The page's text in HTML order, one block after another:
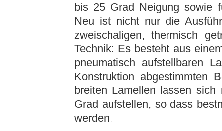
bis 25 Grad Neigung sowie
Neu ist nicht nur die
zweischaligen, thermisch
Technik: Es besteht aus
pneumatisch aufstellbaren
Konstruktion abgestimmten
breiten Lamellen lassen
Grad aufstellen, so dass
werden.